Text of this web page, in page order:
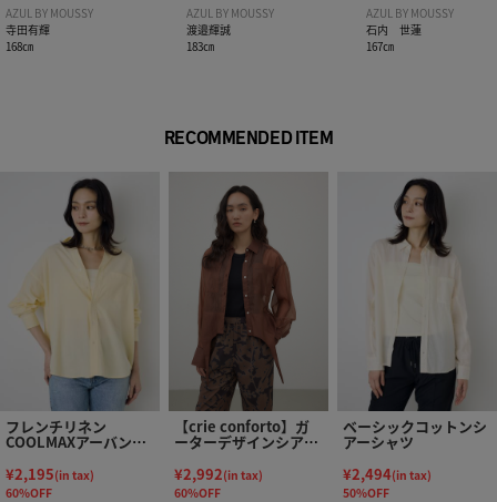
AZUL BY MOUSSY
寺田有輝
168㎝
AZUL BY MOUSSY
渡邉輝誠
183㎝
AZUL BY MOUSSY
石内 世蓮
167㎝
RECOMMENDED ITEM
フレンチリネン
COOLMAXアーバンリ
ラックスシャツ
¥2,195(in tax)
60%OFF
【crie conforto】ガ
ーターデザインシアー
ショートシャツ
¥2,992(in tax)
60%OFF
ベーシックコットンシ
アーシャツ
¥2,494(in tax)
50%OFF